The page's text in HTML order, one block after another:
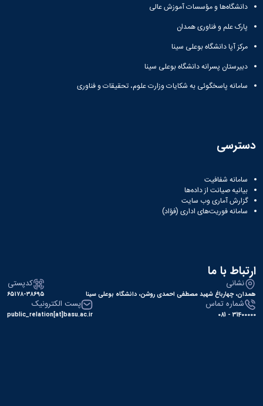
دانشگاه‌ها و مؤسسات آموزش عالی
پارک علم و فناوری همدان
مرکز آپا دانشگاه بوعلی سینا
دبیرستان پسرانه دانشگاه بوعلی سینا
سامانه پاسخگوئی به شکایات وزارت علوم، تحقیقات و فناوری
دسترسی
سامانه شفافیت
بیانیه صیانت از داده‌ها
گزارش آماری وب‌ سایت
سامانه فوریت‌های اداری (فؤاد)
ارتباط با ما
نشانی
همدان، چهارباغ شهید مصطفی احمدی روشن، دانشگاه بوعلی سینا
کدپستی
۶۵۱۷۸-۳۸۶۹۵
شماره تماس
31400000 - 081
پست الکترونیک
public_relation[at]basu.ac.ir